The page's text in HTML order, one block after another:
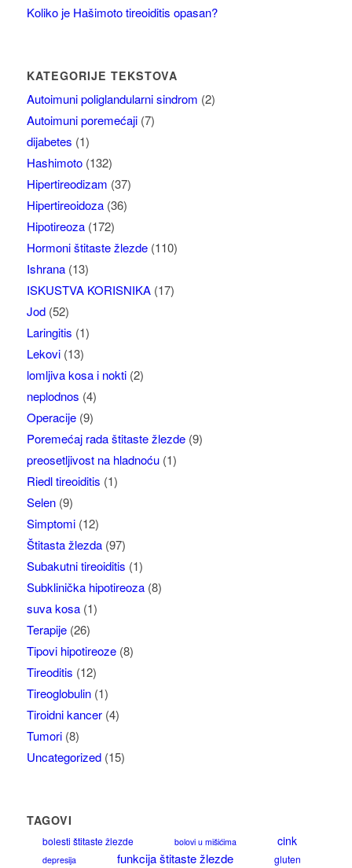
Koliko je Hašimoto tireoiditis opasan?
KATEGORIJE TEKSTOVA
Autoimuni poliglandularni sindrom (2)
Autoimuni poremećaji(7)
dijabetes (1)
Hashimoto(132)
Hipertireodizam (37)
Hipertireoidoza(36)
Hipotireoza(172)
Hormoni štitaste žlezde(110)
Ishrana(13)
ISKUSTVA KORISNIKA(17)
Jod(52)
Laringitis (1)
Lekovi(13)
lomljiva kosa i nokti(2)
neplodnos (4)
Operacije(9)
Poremećaj rada štitaste žlezde(9)
preosetljivost na hladnoću(1)
Riedl tireoiditis (1)
Selen(9)
Simptomi(12)
Štitasta žlezda(97)
Subakutni tireoiditis (1)
Subklinička hipotireoza(8)
suva kosa(1)
Terapije(26)
Tipovi hipotireoze(8)
Tireoditis (12)
Tireoglobulin(1)
Tiroidni kancer(4)
Tumori(8)
Uncategorized(15)
TAGOVI
bolesti štitaste žlezde bolovi u mišićima cink
depresija funkcija štitaste žlezde gluten